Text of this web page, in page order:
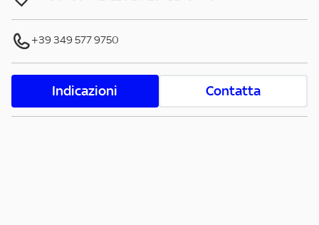
+39 349 577 9750
Indicazioni Contatta